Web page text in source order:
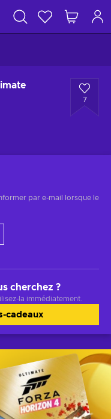
7
par e-mail lorsque le
cherchez ?
la immédiatement.
cadeaux